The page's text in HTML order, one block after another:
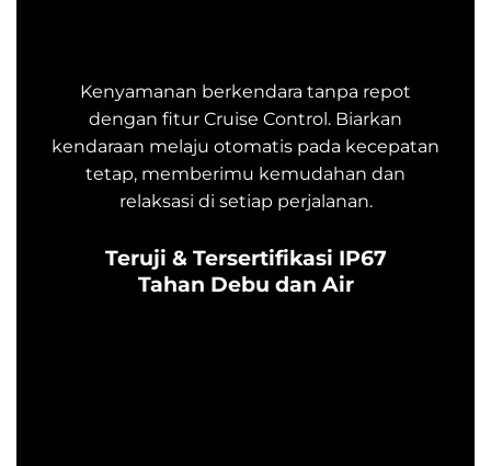
Kenyamanan berkendara tanpa repot
dengan fitur Cruise Control. Biarkan
kendaraan melaju otomatis pada kecepatan
tetap, memberimu kemudahan dan
relaksasi di setiap perjalanan.
Teruji & Tersertifikasi IP67
Tahan Debu dan Air